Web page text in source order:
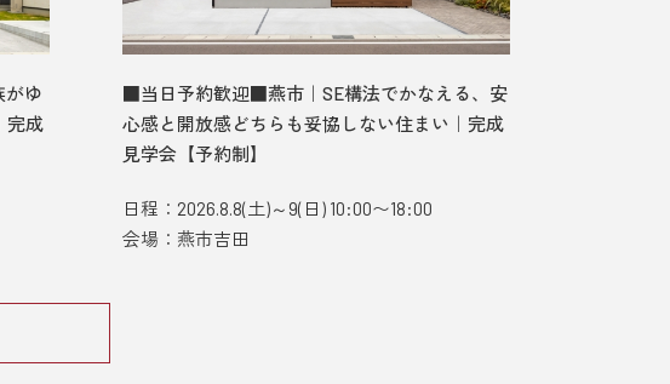
がゆ
完成
■当日予約歓迎■燕市｜SE構法でかなえる、安
心感と開放感どちらも妥協しない住まい｜完成
見学会【予約制】
日程：2026.8.8(土)～9(日) 10:00〜18:00
会場：燕市吉田